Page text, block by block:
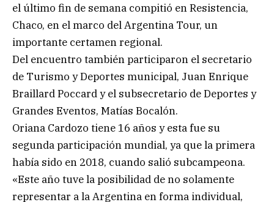
el último fin de semana compitió en Resistencia,
Chaco, en el marco del Argentina Tour, un
importante certamen regional.
Del encuentro también participaron el secretario
de Turismo y Deportes municipal, Juan Enrique
Braillard Poccard y el subsecretario de Deportes y
Grandes Eventos, Matías Bocalón.
Oriana Cardozo tiene 16 años y esta fue su
segunda participación mundial, ya que la primera
había sido en 2018, cuando salió subcampeona.
«Este año tuve la posibilidad de no solamente
representar a la Argentina en forma individual,